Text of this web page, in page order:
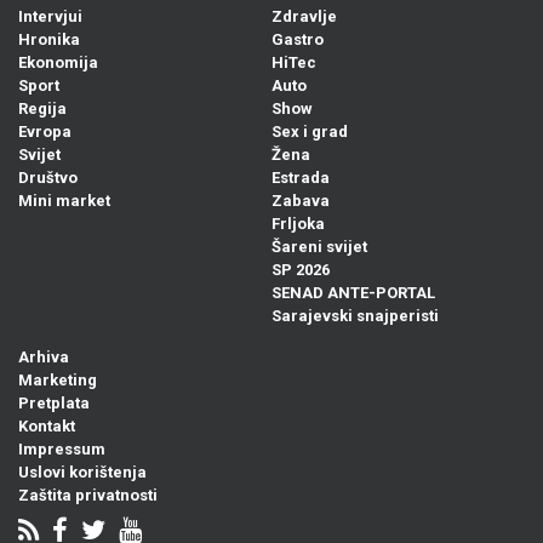
Intervjui
Hronika
Ekonomija
Sport
Regija
Evropa
Svijet
Društvo
Mini market
Zdravlje
Gastro
HiTec
Auto
Show
Sex i grad
Žena
Estrada
Zabava
Frljoka
Šareni svijet
SP 2026
SENAD ANTE-PORTAL
Sarajevski snajperisti
Arhiva
Marketing
Pretplata
Kontakt
Impressum
Uslovi korištenja
Zaštita privatnosti